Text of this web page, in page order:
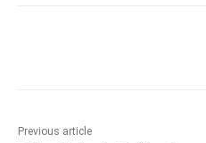
Previous article